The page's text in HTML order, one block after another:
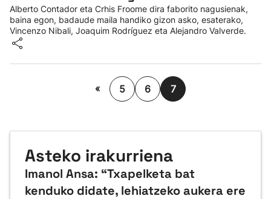
Alberto Contador eta Crhis Froome dira faborito nagusienak,
baina egon, badaude maila handiko gizon asko, esaterako,
Vincenzo Nibali, Joaquim Rodríguez eta Alejandro Valverde.
« 5 6 7
Asteko irakurriena
Imanol Ansa: “Txapelketa bat
kenduko didate, lehiatzeko aukera ere